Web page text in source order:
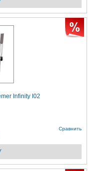
Infinity I02
Сравнить